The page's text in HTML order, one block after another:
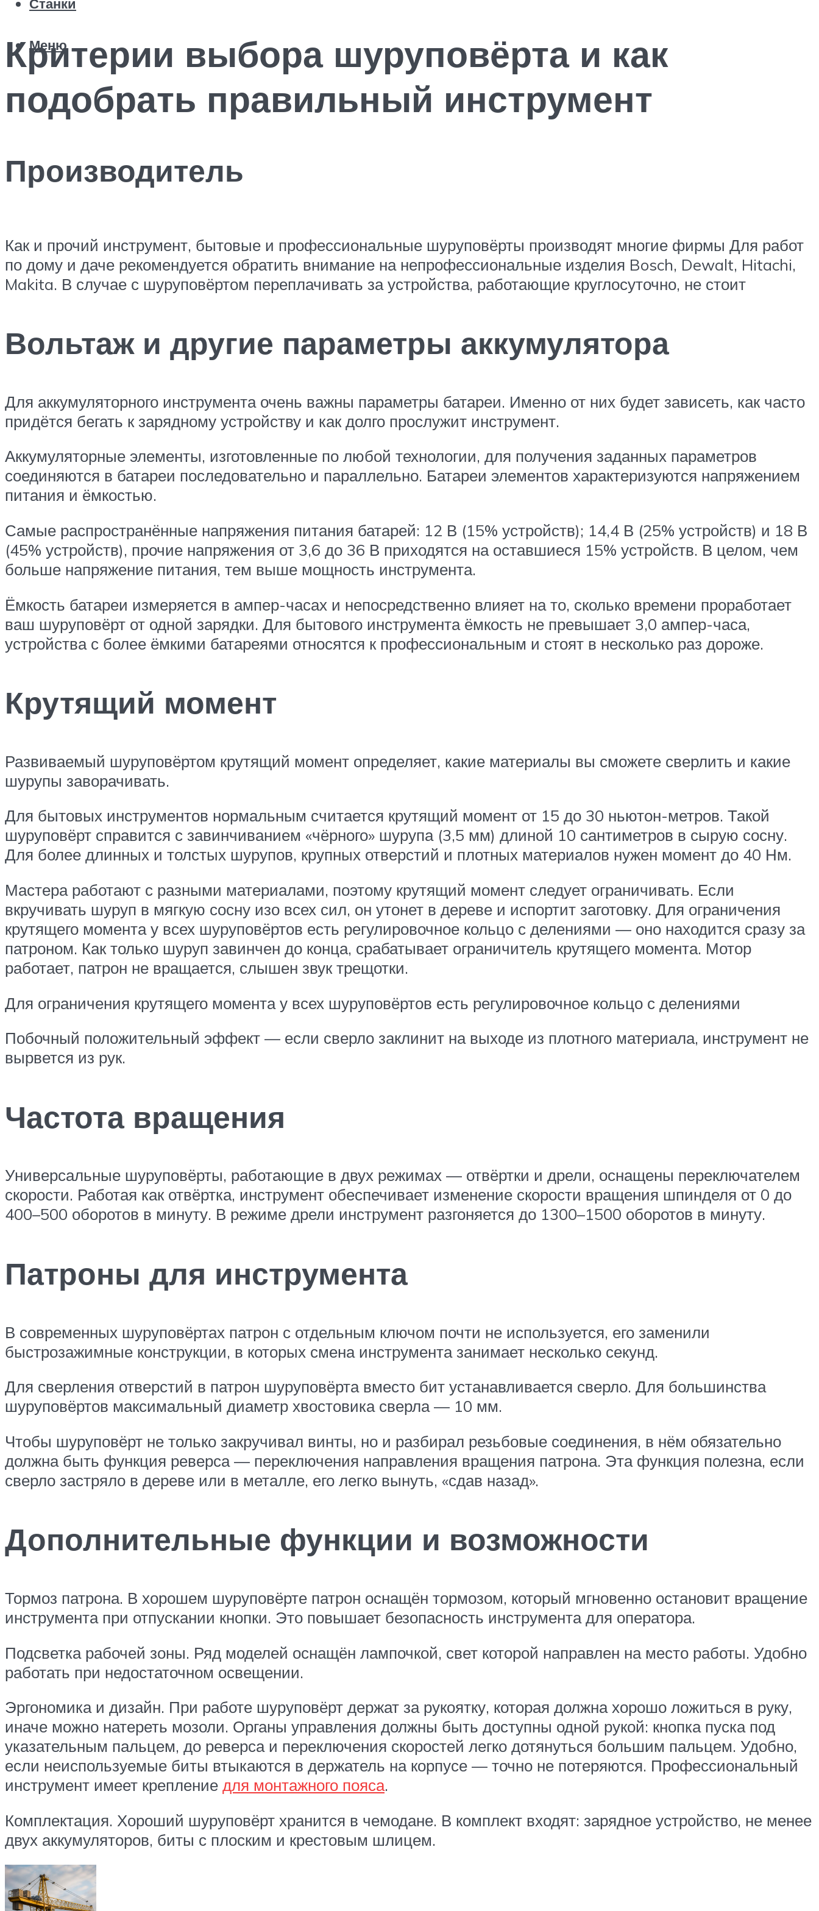
Станки
Меню
Критерии выбора шуруповёрта и как
подобрать правильный инструмент
Производитель
Как и прочий инструмент, бытовые и профессиональные шуруповёрты производят многие фирмы Для работ
по дому и даче рекомендуется обратить внимание на непрофессиональные изделия Bosch, Dewalt, Hitachi,
Makita. В случае с шуруповёртом переплачивать за устройства, работающие круглосуточно, не стоит
Вольтаж и другие параметры аккумулятора
Для аккумуляторного инструмента очень важны параметры батареи. Именно от них будет зависеть, как часто
придётся бегать к зарядному устройству и как долго прослужит инструмент.
Аккумуляторные элементы, изготовленные по любой технологии, для получения заданных параметров
соединяются в батареи последовательно и параллельно. Батареи элементов характеризуются напряжением
питания и ёмкостью.
Самые распространённые напряжения питания батарей: 12 В (15% устройств); 14,4 В (25% устройств) и 18 В
(45% устройств), прочие напряжения от 3,6 до 36 В приходятся на оставшиеся 15% устройств. В целом, чем
больше напряжение питания, тем выше мощность инструмента.
Ёмкость батареи измеряется в ампер-часах и непосредственно влияет на то, сколько времени проработает
ваш шуруповёрт от одной зарядки. Для бытового инструмента ёмкость не превышает 3,0 ампер-часа,
устройства с более ёмкими батареями относятся к профессиональным и стоят в несколько раз дороже.
Крутящий момент
Развиваемый шуруповёртом крутящий момент определяет, какие материалы вы сможете сверлить и какие
шурупы заворачивать.
Для бытовых инструментов нормальным считается крутящий момент от 15 до 30 ньютон-метров. Такой
шуруповёрт справится с завинчиванием «чёрного» шурупа (3,5 мм) длиной 10 сантиметров в сырую сосну.
Для более длинных и толстых шурупов, крупных отверстий и плотных материалов нужен момент до 40 Нм.
Мастера работают с разными материалами, поэтому крутящий момент следует ограничивать. Если
вкручивать шуруп в мягкую сосну изо всех сил, он утонет в дереве и испортит заготовку. Для ограничения
крутящего момента у всех шуруповёртов есть регулировочное кольцо с делениями — оно находится сразу за
патроном. Как только шуруп завинчен до конца, срабатывает ограничитель крутящего момента. Мотор
работает, патрон не вращается, слышен звук трещотки.
Для ограничения крутящего момента у всех шуруповёртов есть регулировочное кольцо с делениями
Побочный положительный эффект — если сверло заклинит на выходе из плотного материала, инструмент не
вырвется из рук.
Частота вращения
Универсальные шуруповёрты, работающие в двух режимах — отвёртки и дрели, оснащены переключателем
скорости. Работая как отвёртка, инструмент обеспечивает изменение скорости вращения шпинделя от 0 до
400–500 оборотов в минуту. В режиме дрели инструмент разгоняется до 1300–1500 оборотов в минуту.
Патроны для инструмента
В современных шуруповёртах патрон с отдельным ключом почти не используется, его заменили
быстрозажимные конструкции, в которых смена инструмента занимает несколько секунд.
Для сверления отверстий в патрон шуруповёрта вместо бит устанавливается сверло. Для большинства
шуруповёртов максимальный диаметр хвостовика сверла — 10 мм.
Чтобы шуруповёрт не только закручивал винты, но и разбирал резьбовые соединения, в нём обязательно
должна быть функция реверса — переключения направления вращения патрона. Эта функция полезна, если
сверло застряло в дереве или в металле, его легко вынуть, «сдав назад».
Дополнительные функции и возможности
Тормоз патрона. В хорошем шуруповёрте патрон оснащён тормозом, который мгновенно остановит вращение
инструмента при отпускании кнопки. Это повышает безопасность инструмента для оператора.
Подсветка рабочей зоны. Ряд моделей оснащён лампочкой, свет которой направлен на место работы. Удобно
работать при недостаточном освещении.
Эргономика и дизайн. При работе шуруповёрт держат за рукоятку, которая должна хорошо ложиться в руку,
иначе можно натереть мозоли. Органы управления должны быть доступны одной рукой: кнопка пуска под
указательным пальцем, до реверса и переключения скоростей легко дотянуться большим пальцем. Удобно,
если неиспользуемые биты втыкаются в держатель на корпусе — точно не потеряются. Профессиональный
инструмент имеет крепление для монтажного пояса.
Комплектация. Хороший шуруповёрт хранится в чемодане. В комплект входят: зарядное устройство, не менее
двух аккумуляторов, биты с плоским и крестовым шлицем.